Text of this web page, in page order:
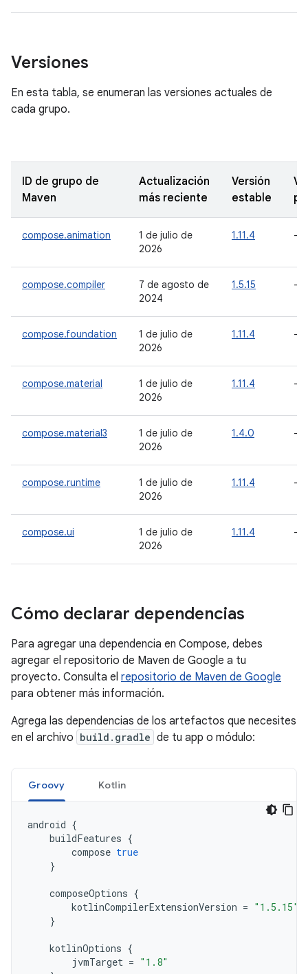
Versiones
En esta tabla, se enumeran las versiones actuales de
cada grupo.
ID de grupo de
Maven
Actualización
más reciente
Versión
estable
compose.animation
1 de julio de
2026
1.11.4 -
compose.compiler
7 de agosto de
2024
1.5.15 -
compose.foundation
1 de julio de
2026
1.11.4 -
compose.material
1 de julio de
2026
1.11.4 -
compose.material3
1 de julio de
2026
1.4.0 -
compose.runtime
1 de julio de
2026
1.11.4 -
compose.ui
1 de julio de
2026
1.11.4 -
Cómo declarar dependencias
Para agregar una dependencia en Compose, debes
agregar el repositorio de Maven de Google a tu
proyecto. Consulta el repositorio de Maven de Google
para obtener más información.
Agrega las dependencias de los artefactos que necesites
en el archivo build.gradle de tu app o módulo:
Groovy Kotlin
android {
buildFeatures {
compose true
}
composeOptions {
kotlinCompilerExtensionVersion = "1.5.15"
}
kotlinOptions {
jvmTarget = "1.8"